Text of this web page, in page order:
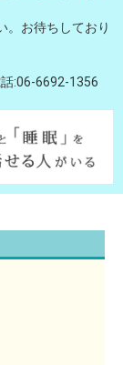
。お待ちしており
:06-6692-1356